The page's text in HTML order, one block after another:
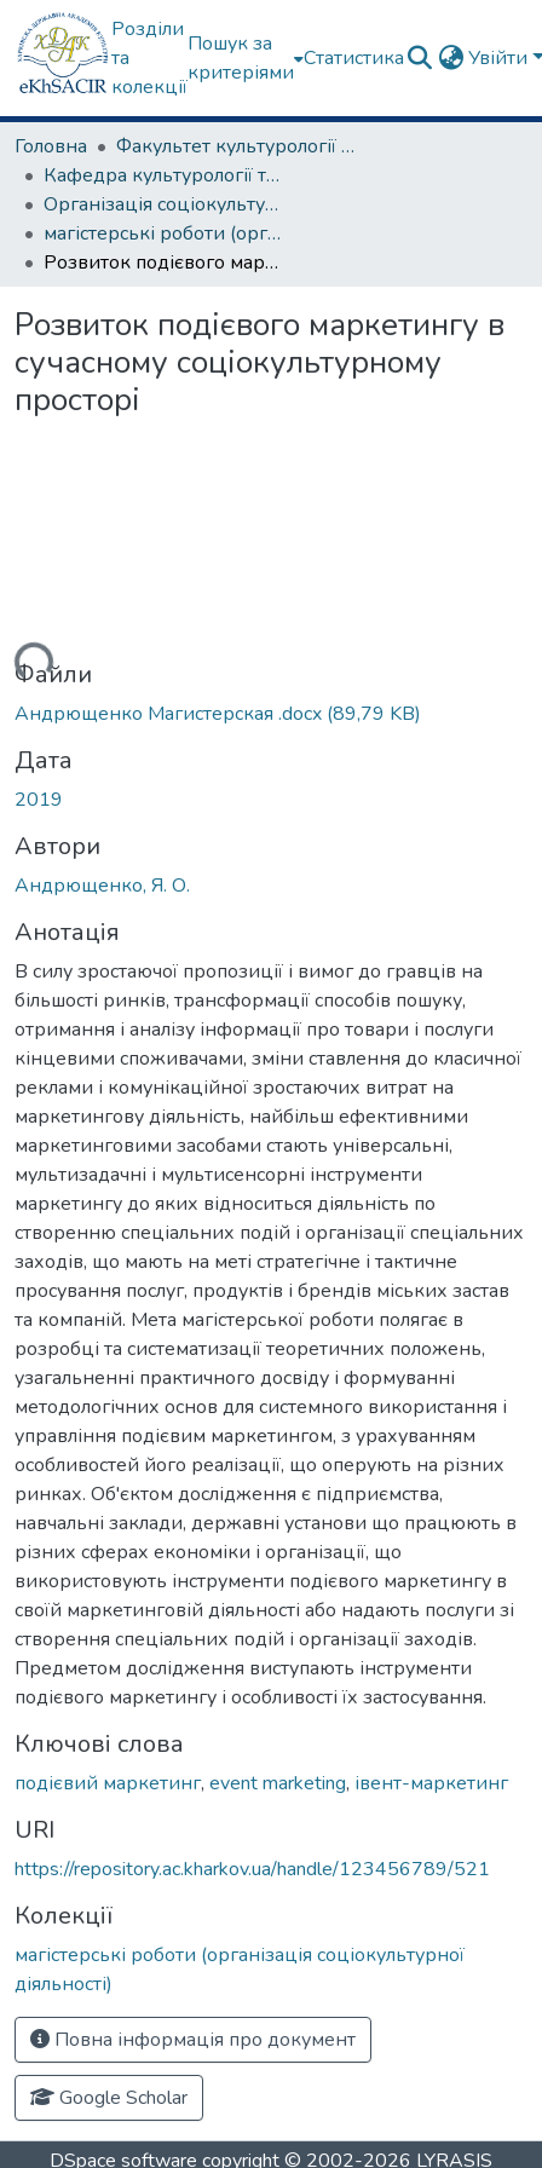
Розділи
та
колекції
Пошук за
критеріями
Статистика Увійти
Головна
Факультет культурології та соціальних комунікацій
Кафедра культурології та музеєзнавства
Організація соціокультурної діяльності
магістерські роботи (організація соціокультурної діяльності)
Розвиток подієвого маркетингу в сучасному соціокультурному просторі
Розвиток подієвого маркетингу в
сучасному соціокультурному
просторі
Файли
Андрющенко Магистерская .docx (89,79 KB)
Дата
2019
Автори
Андрющенко, Я. О.
Анотація
В силу зростаючої пропозиції і вимог до гравців на
більшості ринків, трансформації способів пошуку,
отримання і аналізу інформації про товари і послуги
кінцевими споживачами, зміни ставлення до класичної
реклами і комунікаційної зростаючих витрат на
маркетингову діяльність, найбільш ефективними
маркетинговими засобами стають універсальні,
мультизадачні і мультисенсорні інструменти
маркетингу до яких відноситься діяльність по
створенню спеціальних подій і організації спеціальних
заходів, що мають на меті стратегічне і тактичне
просування послуг, продуктів і брендів міських застав
та компаній. Мета магістерської роботи полягає в
розробці та систематизації теоретичних положень,
узагальненні практичного досвіду і формуванні
методологічних основ для системного використання і
управління подієвим маркетингом, з урахуванням
особливостей його реалізації, що оперують на різних
ринках. Об'єктом дослідження є підприємства,
навчальні заклади, державні установи що працюють в
різних сферах економіки і організації, що
використовують інструменти подієвого маркетингу в
своїй маркетинговій діяльності або надають послуги зі
створення спеціальних подій і організації заходів.
Предметом дослідження виступають інструменти
подієвого маркетингу і особливості їх застосування.
Ключові слова
подієвий маркетинг, event marketing, івент-маркетинг
URI
https://repository.ac.kharkov.ua/handle/123456789/521
Колекції
магістерські роботи (організація соціокультурної
діяльності)
Повна інформація про документ
Google Scholar
DSpace software copyright © 2002-2026 LYRASIS